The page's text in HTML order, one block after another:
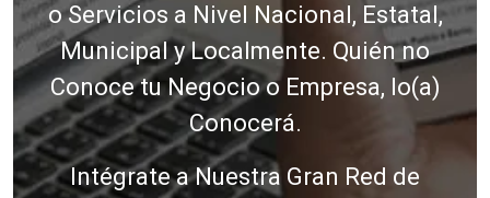
o Servicios a Nivel Nacional, Estatal,
Municipal y Localmente. Quién no
Conoce tu Negocio o Empresa, lo(a)
Conocerá.
Intégrate a Nuestra Gran Red de